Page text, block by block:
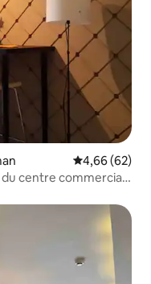
Évaluation
4,66 (62)
centre commercial